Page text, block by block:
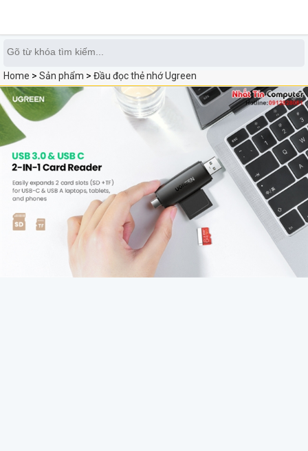
Home > Sản phẩm > Đầu đọc thẻ nhớ Ugreen